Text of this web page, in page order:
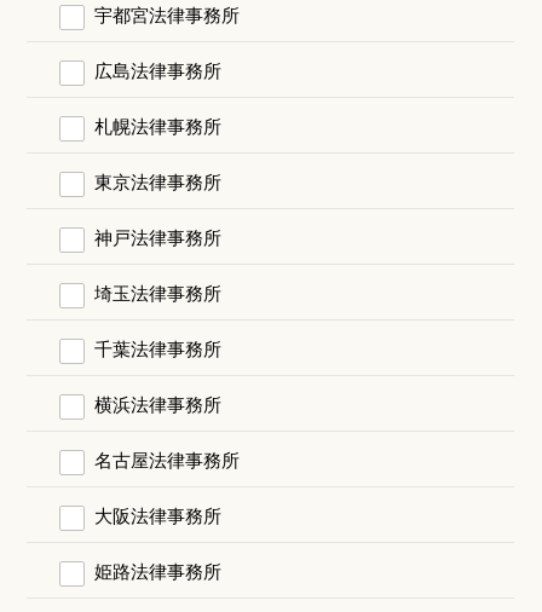
宇都宮法律事務所
広島法律事務所
札幌法律事務所
東京法律事務所
神戸法律事務所
埼玉法律事務所
千葉法律事務所
横浜法律事務所
名古屋法律事務所
大阪法律事務所
姫路法律事務所